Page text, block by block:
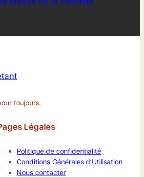
toujours.
Légales
Politique de confidentialité
Conditions Générales d’Utilisation
Nous contacter